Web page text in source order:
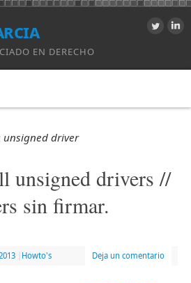
EN DERECHO
unsigned driver
unsigned drivers //
sin firmar.
Howto's Deja un comentario